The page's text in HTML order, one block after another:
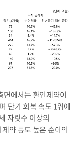
면에서는 환인제약이
단기 회복 속도 1위에
자릿수 이상의
약 등도 높은 순이익